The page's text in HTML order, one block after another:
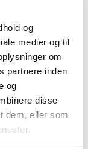
og
medier og til
om
partnere inden
og
disse
dem, eller som